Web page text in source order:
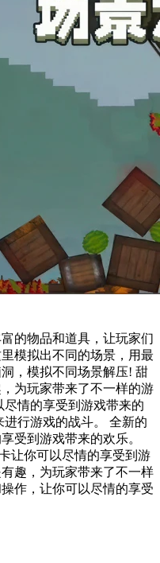
的物品和道具，让玩家们
模拟出不同的场景，用最
，模拟不同场景解压! 甜
为玩家带来了不一样的游
情的享受到游戏带来的
行游戏的战斗。 全新的
受到游戏带来的欢乐。
让你可以尽情的享受到游
趣，为玩家带来了不一样
作，让你可以尽情的享受